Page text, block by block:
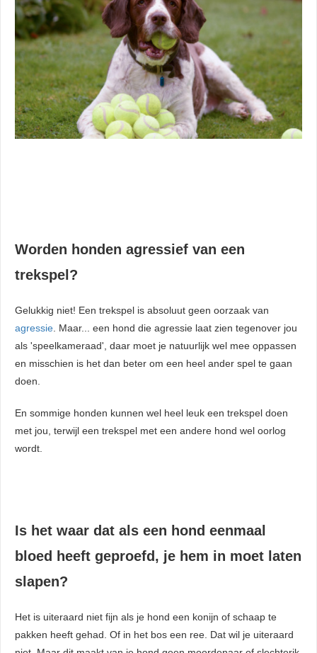
Worden honden agressief van een
trekspel?
Gelukkig niet! Een trekspel is absoluut geen oorzaak van
agressie. Maar... een hond die agressie laat zien tegenover jou
als 'speelkameraad', daar moet je natuurlijk wel mee oppassen
en misschien is het dan beter om een heel ander spel te gaan
doen.
En sommige honden kunnen wel heel leuk een trekspel doen
met jou, terwijl een trekspel met een andere hond wel oorlog
wordt.
Is het waar dat als een hond eenmaal
bloed heeft geproefd, je hem in moet laten
slapen?
Het is uiteraard niet fijn als je hond een konijn of schaap te
pakken heeft gehad. Of in het bos een ree. Dat wil je uiteraard